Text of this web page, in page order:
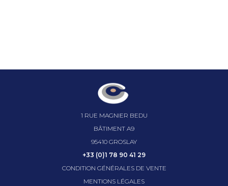
1 RUE MAGNIER BEDU
BÂTIMENT A9
95410 GROSLAY
+33 (0)1 78 90 41 29
CONDITION GÉNÉRALES DE VENTE
MENTIONS LÉGALES